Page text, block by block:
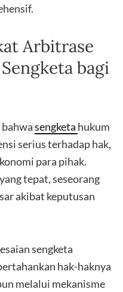
Arbitrase
bagi
sengketa hukum
serius terhadap hak,
para pihak.
tepat, seseorang
akibat keputusan
sengketa
hak-haknya
melalui mekanisme